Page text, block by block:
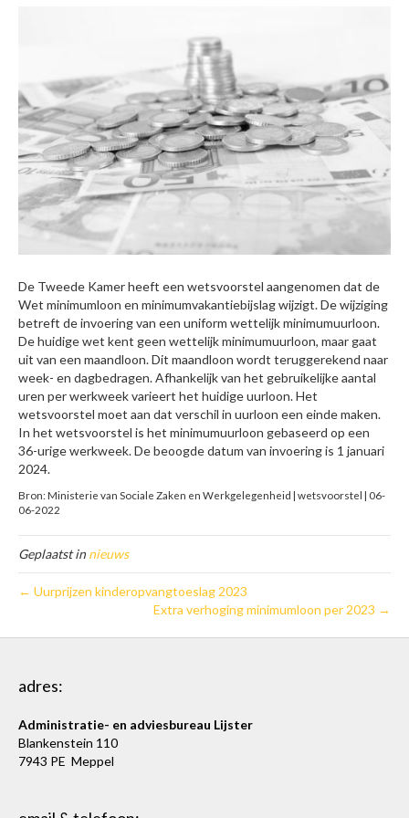
De Tweede Kamer heeft een wetsvoorstel aangenomen dat de
Wet minimumloon en minimumvakantiebijslag wijzigt. De wijziging
betreft de invoering van een uniform wettelijk minimumuurloon.
De huidige wet kent geen wettelijk minimumuurloon, maar gaat
uit van een maandloon. Dit maandloon wordt teruggerekend naar
week- en dagbedragen. Afhankelijk van het gebruikelijke aantal
uren per werkweek varieert het huidige uurloon. Het
wetsvoorstel moet aan dat verschil in uurloon een einde maken.
In het wetsvoorstel is het minimumuurloon gebaseerd op een
36-urige werkweek. De beoogde datum van invoering is 1 januari
2024.
Bron: Ministerie van Sociale Zaken en Werkgelegenheid | wetsvoorstel | 06-
06-2022
Geplaatst innieuws
← Uurprijzen kinderopvangtoeslag 2023
Extra verhoging minimumloon per 2023 →
adres:
Administratie- en adviesbureau Lijster
Blankenstein 110
7943 PE Meppel